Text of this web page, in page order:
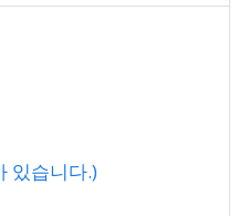
있습니다.)